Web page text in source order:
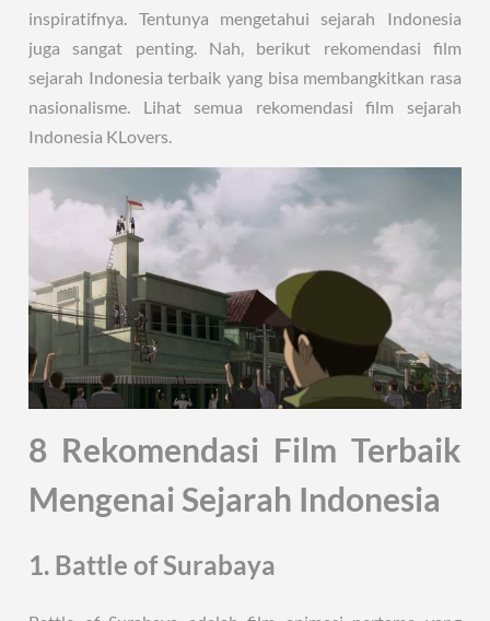
inspiratifnya. Tentunya mengetahui sejarah Indonesia
juga sangat penting. Nah, berikut rekomendasi film
sejarah Indonesia terbaik yang bisa membangkitkan rasa
nasionalisme. Lihat semua rekomendasi film sejarah
Indonesia KLovers.
8 Rekomendasi Film Terbaik
Mengenai Sejarah Indonesia
1. Battle of Surabaya